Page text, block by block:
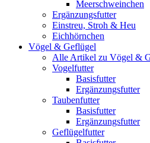
Meerschweinchen
Ergänzungsfutter
Einstreu, Stroh & Heu
Eichhörnchen
Vögel & Geflügel
Alle Artikel zu Vögel &
Vogelfutter
Basisfutter
Ergänzungsfutter
Taubenfutter
Basisfutter
Ergänzungsfutter
Geflügelfutter